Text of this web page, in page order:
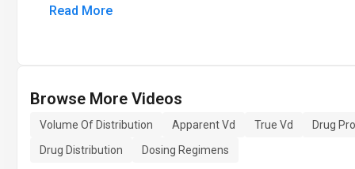
Read More
Browse More Videos
Volume Of Distribution Apparent Vd True Vd
Drug
Drug Distribution
Dosing Regimens